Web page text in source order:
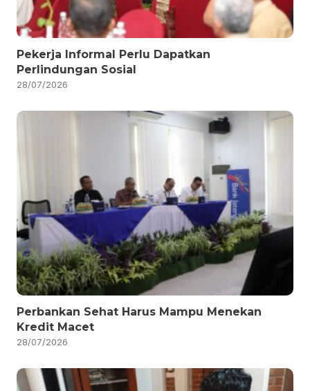
Pekerja Informal Perlu Dapatkan
Perlindungan Sosial
28/07/2026
Perbankan Sehat Harus Mampu Menekan
Kredit Macet
28/07/2026